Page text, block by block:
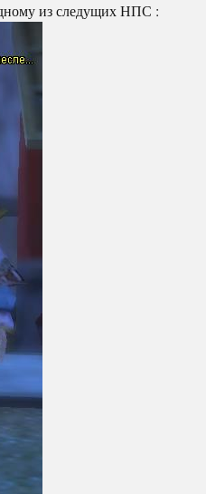
из следущих НПС :